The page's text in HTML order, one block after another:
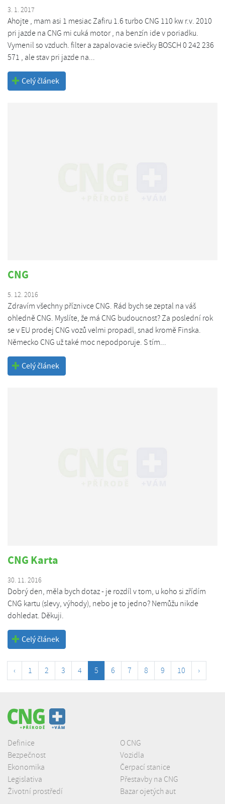
3. 1. 2017
Ahojte , mam asi 1 mesiac Zafiru 1.6 turbo CNG 110 kw r.v. 2010
pri jazde na CNG mi cuká motor , na benzín ide v poriadku.
Vymenil so vzduch. filter a zapalovacie sviečky BOSCH 0 242 236
571 , ale stav pri jazde na...
Celý článek
CNG
5. 12. 2016
Zdravím všechny příznivce CNG. Rád bych se zeptal na váš
ohledně CNG. Myslíte, že má CNG budoucnost? Za poslední rok
se v EU prodej CNG vozů velmi propadl, snad kromě Finska.
Německo CNG už také moc nepodporuje. S tím...
Celý článek
CNG Karta
30. 11. 2016
Dobrý den, měla bych dotaz - je rozdíl v tom, u koho si zřídím
CNG kartu (slevy, výhody), nebo je to jedno? Nemůžu nikde
dohledat. Děkuji.
Celý článek
‹ 1 2 3 4 5 6 7 8 9 10 ›
Definice
Bezpečnost
Ekonomika
Legislativa
Životní prostředí
O CNG
Vozidla
Čerpací stanice
Přestavby na CNG
Bazar ojetých aut